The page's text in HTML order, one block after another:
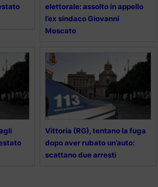
elettorale: assolto in appello
l’ex sindaco Giovanni
Moscato
Vittoria (RG), tentano la fuga
dopo aver rubato un’auto:
scattano due arresti